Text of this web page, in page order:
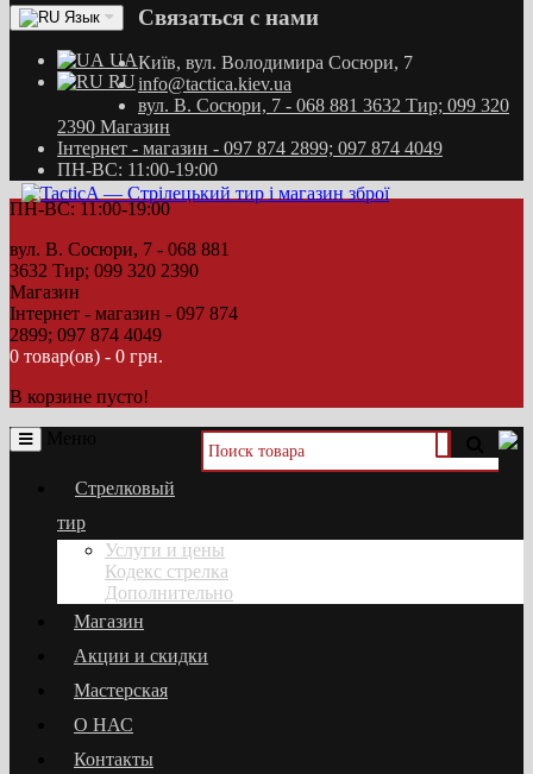
Язык
UA
RU
Связаться с нами
Київ, вул. Володимира Сосюри, 7
info@tactica.kiev.ua
вул. В. Сосюри, 7 - 068 881 3632 Тир; 099 320
2390 Магазин
Інтернет - магазин - 097 874 2899; 097 874 4049
ПН-ВС: 11:00-19:00
ПН-ВС: 11:00-19:00
вул. В. Сосюри, 7 - 068 881
3632 Тир; 099 320 2390
Магазин
Інтернет - магазин - 097 874
2899; 097 874 4049
0 товар(ов) - 0 грн.
В корзине пусто!
Стрелковый
тир
Услуги и цены
Кодекс стрелка
Дополнительно
Магазин
Акции и скидки
Мастерская
О НАС
Контакты